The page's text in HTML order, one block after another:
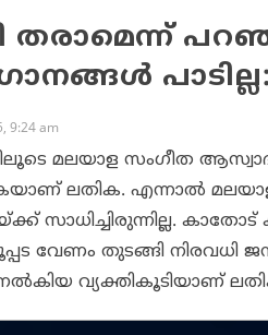
തരാമെന്ന്
9:24 am
മലയാള സംഗീത
ലതിക. എന്നാല്‍
സാധിച്ചിരുന്നില്ല.
വേണം തുടങ്ങി നിരവധി
നല്‍കിയ വ്യക്തികൂടിയാണ്